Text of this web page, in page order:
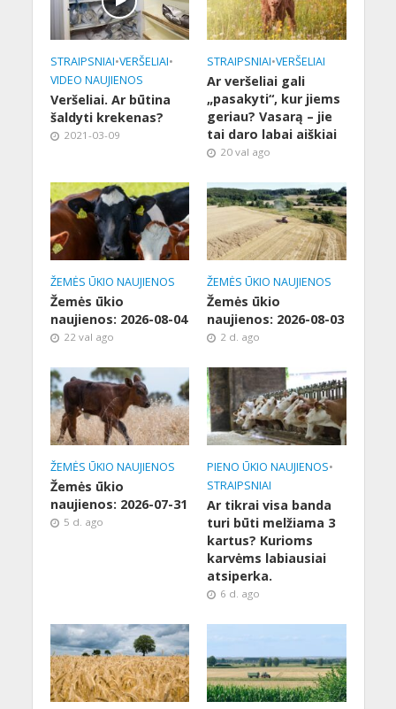
STRAIPSNIAI•VERŠELIAI•
VIDEO NAUJIENOS
Veršeliai. Ar būtina
šaldyti krekenas?
2021-03-09
STRAIPSNIAI•VERŠELIAI
Ar veršeliai gali
„pasakyti“, kur jiems
geriau? Vasarą – jie
tai daro labai aiškiai
20 val ago
ŽEMĖS ŪKIO NAUJIENOS
Žemės ūkio
naujienos: 2026-08-04
22 val ago
ŽEMĖS ŪKIO NAUJIENOS
Žemės ūkio
naujienos: 2026-08-03
2 d. ago
ŽEMĖS ŪKIO NAUJIENOS
Žemės ūkio
naujienos: 2026-07-31
5 d. ago
PIENO ŪKIO NAUJIENOS•
STRAIPSNIAI
Ar tikrai visa banda
turi būti melžiama 3
kartus? Kurioms
karvėms labiausiai
atsiperka.
6 d. ago